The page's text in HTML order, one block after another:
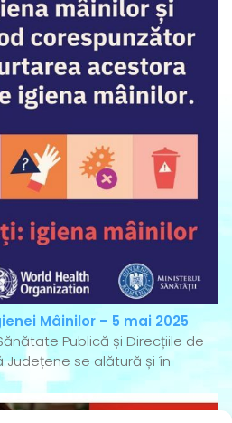
Mâinilor – 5 mai 2025
Publică și Direcțiile de
Județene se alătură și în